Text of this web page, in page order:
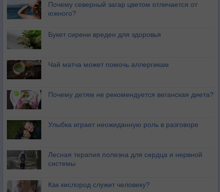
Почему северный загар цветом отличается от
южного?
Букет сирени вреден для здоровья
Чай матча может помочь аллергикам
Почему детям не рекомендуется веганская диета?
Улыбка играет неожиданную роль в разговоре
Лесная терапия полезна для сердца и нервной
системы
Как кислород служит человеку?